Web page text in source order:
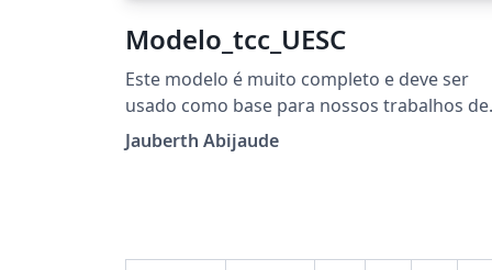
Modelo_tcc_UESC
Este modelo é muito completo e deve ser
usado como base para nossos trabalhos de
TCC.
Jauberth Abijaude